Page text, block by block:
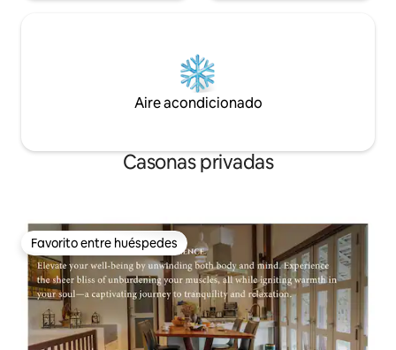
Aire acondicionado
Casonas privadas
Favorito entre huéspedes
Favorito entre huéspedes